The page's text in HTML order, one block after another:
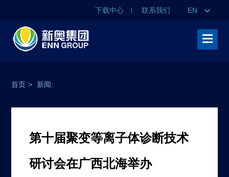
下载中心 联系我们 EN
首页 > 新闻:
第十届聚变等离子体诊断技术
研讨会在广西北海举办